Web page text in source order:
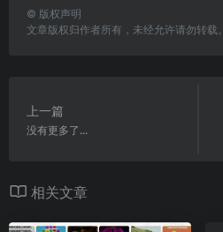
© 版权声明
文章版权归作者所有，未经允许请勿转载。
上一篇
没有更多了...
相关文章